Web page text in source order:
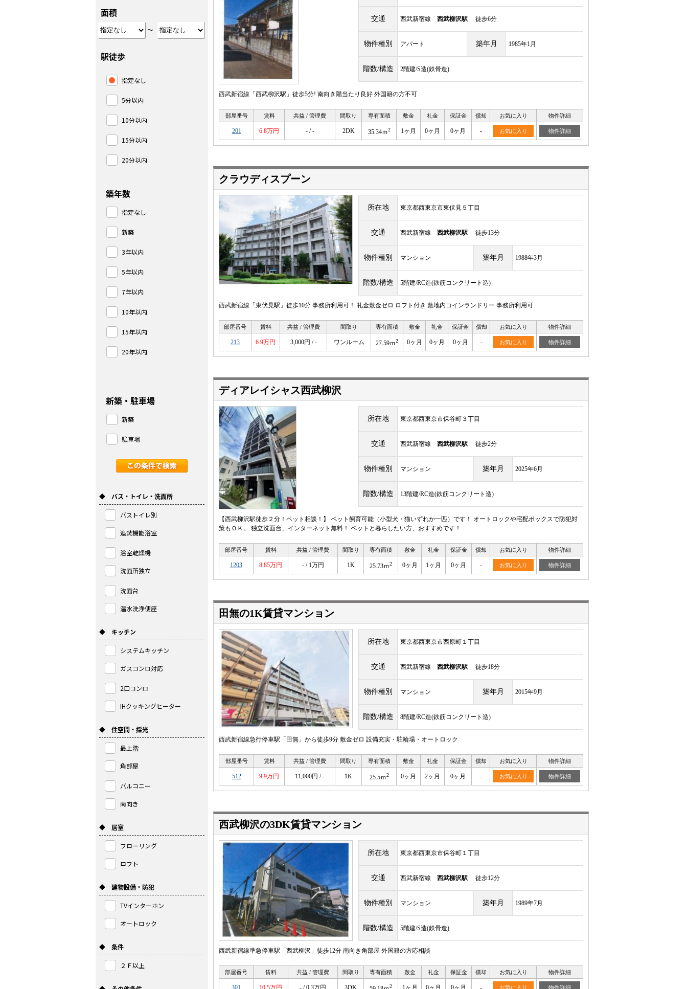
交通 西武新宿線 西武柳沢駅 徒歩6分
物件種別 アパート 築年月 1985年1月
階数/構造 2階建/S造(鉄骨造)
西武新宿線「西武柳沢駅」徒歩5分! 南向き陽当たり良好 外国籍の方不可
部屋番号 賃料 共益 / 管理費 間取り 専有面積 敷金 礼金 保証金 償却 お気に入り 物件詳細
201 6.8万円 - / - 2DK 35.34ｍ2 1ヶ月 0ヶ月 0ヶ月 - お気に入り 物件詳細
クラウディスプーン
所在地 東京都西東京市東伏見５丁目
交通 西武新宿線 西武柳沢駅 徒歩13分
物件種別 マンション 築年月 1988年3月
階数/構造 5階建/RC造(鉄筋コンクリート造)
西武新宿線「東伏見駅」徒歩10分 事務所利用可！ 礼金敷金ゼロ ロフト付き 敷地内コインランドリー 事務所利用可
部屋番号 賃料 共益 / 管理費 間取り 専有面積 敷金 礼金 保証金 償却 お気に入り 物件詳細
213 6.9万円 3,000円 / - ワンルーム 27.59ｍ2 0ヶ月 0ヶ月 0ヶ月 - お気に入り 物件詳細
ディアレイシャス西武柳沢
所在地 東京都西東京市保谷町３丁目
交通 西武新宿線 西武柳沢駅 徒歩2分
物件種別 マンション 築年月 2025年6月
階数/構造 13階建/RC造(鉄筋コンクリート造)
【西武柳沢駅徒歩２分！ペット相談！】 ペット飼育可能（小型犬・猫いずれか一匹）です！ オートロックや宅配ボックスで防犯対
策もＯＫ。 独立洗面台、インターネット無料！ ペットと暮らしたい方、おすすめです！
部屋番号 賃料 共益 / 管理費 間取り 専有面積 敷金 礼金 保証金 償却 お気に入り 物件詳細
1203 8.85万円 - / 1万円 1K 25.73ｍ2 0ヶ月 1ヶ月 0ヶ月 - お気に入り 物件詳細
田無の1K賃貸マンション
所在地 東京都西東京市西原町１丁目
交通 西武新宿線 西武柳沢駅 徒歩18分
物件種別 マンション 築年月 2015年9月
階数/構造 8階建/RC造(鉄筋コンクリート造)
西武新宿線急行停車駅「田無」から徒歩9分 敷金ゼロ 設備充実・駐輪場・オートロック
部屋番号 賃料 共益 / 管理費 間取り 専有面積 敷金 礼金 保証金 償却 お気に入り 物件詳細
512 9.9万円 11,000円 / - 1K 25.5ｍ2 0ヶ月 2ヶ月 0ヶ月 - お気に入り 物件詳細
西武柳沢の3DK賃貸マンション
所在地 東京都西東京市保谷町１丁目
交通 西武新宿線 西武柳沢駅 徒歩12分
物件種別 マンション 築年月 1989年7月
階数/構造 5階建/S造(鉄骨造)
西武新宿線準急停車駅「西武柳沢」徒歩12分 南向き角部屋 外国籍の方応相談
部屋番号 賃料 共益 / 管理費 間取り 専有面積 敷金 礼金 保証金 償却 お気に入り 物件詳細
2 お気に入り 物件詳細
面積
～
駅徒歩
指定なし
5分以内
10分以内
15分以内
20分以内
築年数
指定なし
新築
3年以内
5年以内
7年以内
10年以内
15年以内
20年以内
新築・駐車場
新築
駐車場
◆ バス・トイレ・洗面所
バストイレ別
追焚機能浴室
浴室乾燥機
洗面所独立
洗面台
温水洗浄便座
◆ キッチン
システムキッチン
ガスコンロ対応
2口コンロ
IHクッキングヒーター
◆ 住空間・採光
最上階
角部屋
バルコニー
南向き
◆ 居室
フローリング
ロフト
◆ 建物設備・防犯
TVインターホン
オートロック
◆ 条件
２Ｆ以上